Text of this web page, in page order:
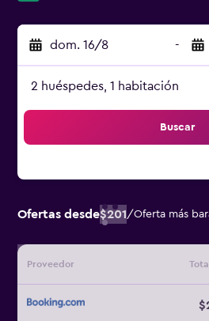
dom. 16/8 -
2 huéspedes, 1 habitación
Buscar
Ofertas desde$201/Oferta más
Proveedor